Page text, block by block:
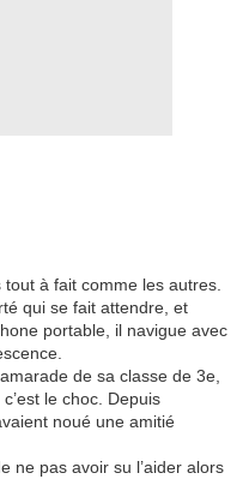
à fait comme les autres.
qui se fait attendre, et
portable, il navigue avec
de sa classe de 3e,
le choc. Depuis
noué une amitié
ne pas avoir su l’aider alors